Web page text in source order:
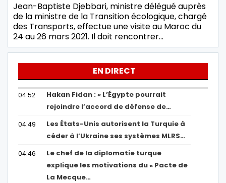
Jean-Baptiste Djebbari, ministre délégué auprès
de la ministre de la Transition écologique, chargé
des Transports, effectue une visite au Maroc du
24 au 26 mars 2021. Il doit rencontrer…
EN DIRECT
04:52
Hakan Fidan : « L’Égypte pourrait
rejoindre l’accord de défense de…
04:49
Les États-Unis autorisent la Turquie à
céder à l’Ukraine ses systèmes MLRS…
04:46
Le chef de la diplomatie turque
explique les motivations du « Pacte de
La Mecque…